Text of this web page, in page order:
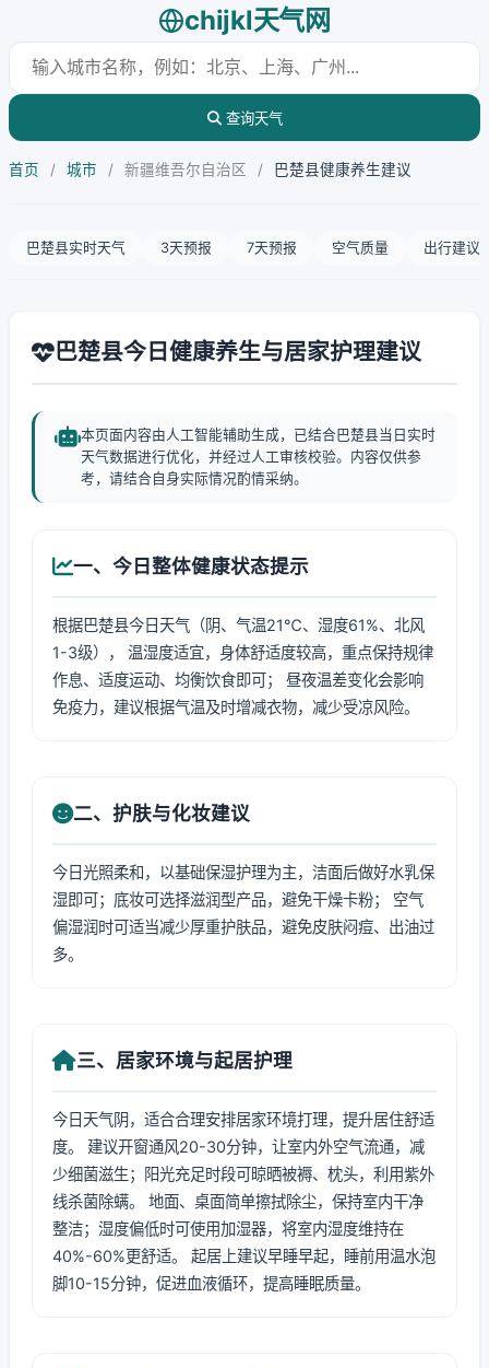
chijkl天气网
查询天气
首页 / 城市 / 新疆维吾尔自治区 / 巴楚县健康养生建议
巴楚县实时天气 3天预报 7天预报 空气质量 出行建议
巴楚县今日健康养生与居家护理建议
本页面内容由人工智能辅助生成，已结合巴楚县当日实时
天气数据进行优化，并经过人工审核校验。内容仅供参
考，请结合自身实际情况酌情采纳。
一、今日整体健康状态提示
根据巴楚县今日天气（阴、气温21℃、湿度61%、北风
1-3级）， 温湿度适宜，身体舒适度较高，重点保持规律
作息、适度运动、均衡饮食即可； 昼夜温差变化会影响
免疫力，建议根据气温及时增减衣物，减少受凉风险。
二、护肤与化妆建议
今日光照柔和，以基础保湿护理为主，洁面后做好水乳保
湿即可；底妆可选择滋润型产品，避免干燥卡粉； 空气
偏湿润时可适当减少厚重护肤品，避免皮肤闷痘、出油过
多。
三、居家环境与起居护理
今日天气阴，适合合理安排居家环境打理，提升居住舒适
度。 建议开窗通风20-30分钟，让室内外空气流通，减
少细菌滋生；阳光充足时段可晾晒被褥、枕头，利用紫外
线杀菌除螨。 地面、桌面简单擦拭除尘，保持室内干净
整洁；湿度偏低时可使用加湿器，将室内湿度维持在
40%-60%更舒适。 起居上建议早睡早起，睡前用温水泡
脚10-15分钟，促进血液循环，提高睡眠质量。